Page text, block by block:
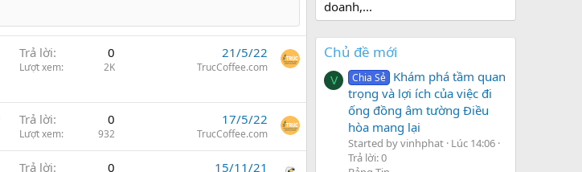
Trả lời 0
Lượt xem 2K
21/5/22
TrucCoffee.com
Trả lời 0
Lượt xem 932
17/5/22
TrucCoffee.com
Trả lời 0 15/11/21
doanh,...
Chủ đề mới
V Chia Sẻ Khám phá tầm quan
trọng và lợi ích của việc đi
ống đồng âm tường Điều
hòa mang lại
Started by vinhphat Lúc 14:06
Trả lời: 0